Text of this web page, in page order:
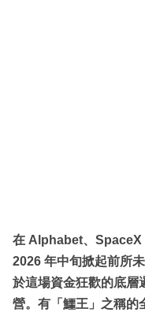
區
在 Alphabet、SpaceX
2026 年中旬掀起前所
於這場資金狂歡的底層
營。有「鱷王」之稱的